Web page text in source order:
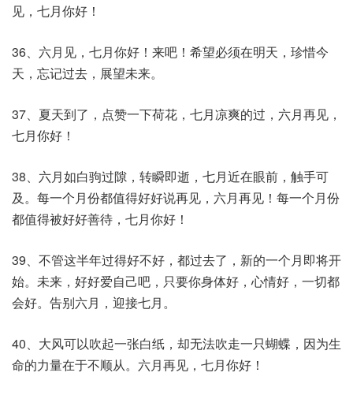
见，七月你好！
36、六月见，七月你好！来吧！希望必须在明天，珍惜今
天，忘记过去，展望未来。
37、夏天到了，点赞一下荷花，七月凉爽的过，六月再见，
七月你好！
38、六月如白驹过隙，转瞬即逝，七月近在眼前，触手可
及。每一个月份都值得好好说再见，六月再见！每一个月份
都值得被好好善待，七月你好！
39、不管这半年过得好不好，都过去了，新的一个月即将开
始。未来，好好爱自己吧，只要你身体好，心情好，一切都
会好。告别六月，迎接七月。
40、大风可以吹起一张白纸，却无法吹走一只蝴蝶，因为生
命的力量在于不顺从。六月再见，七月你好！